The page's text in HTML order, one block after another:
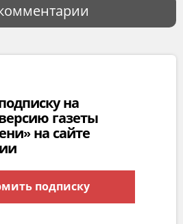
на
газеты
на сайте
подписку